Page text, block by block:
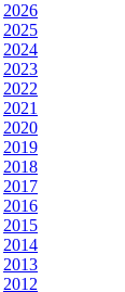
2026
2025
2024
2023
2022
2021
2020
2019
2018
2017
2016
2015
2014
2013
2012